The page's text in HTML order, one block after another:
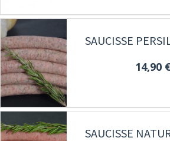
SAUCISSE
14,90
SAUCISSE